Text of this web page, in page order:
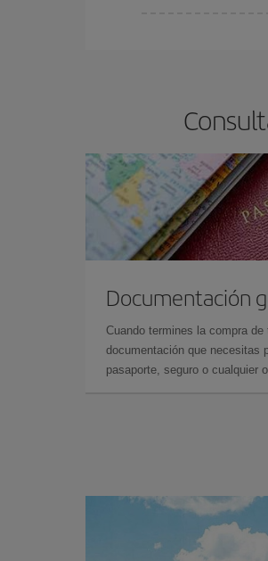
Documentación
Cuando termines la compra
documentación que necesitas
pasaporte, seguro o cualquier